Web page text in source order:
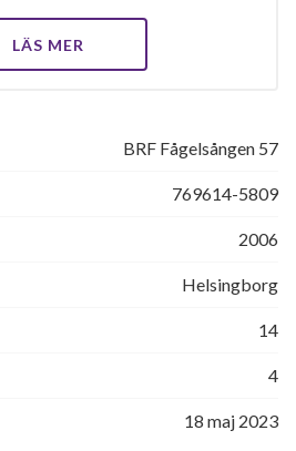
LÄS MER
BRF Fågelsången 57
769614-5809
2006
Helsingborg
14
4
18 maj 2023